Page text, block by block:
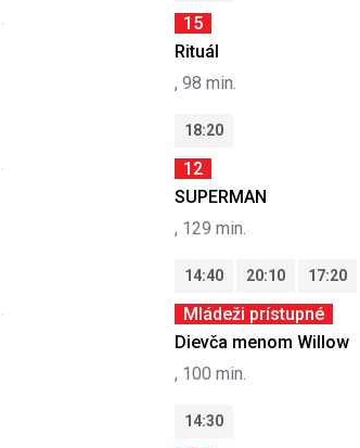
15
Rituál
, 98 min.
18:20
12
SUPERMAN
, 129 min.
14:40 20:10 17:20
Mládeži prístupné
Dievča menom Willow
, 100 min.
14:30